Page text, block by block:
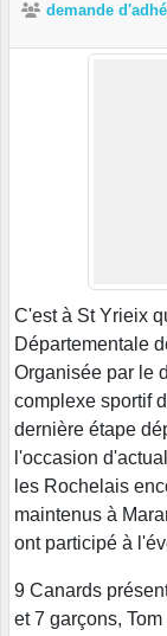
demande
C'est à St Yrieix
Départementale
Organisée par le
complexe sportif
dernière étape
l'occasion
les Rochelais
maintenus à
ont participé à
9 Canards
et 7 garçons,